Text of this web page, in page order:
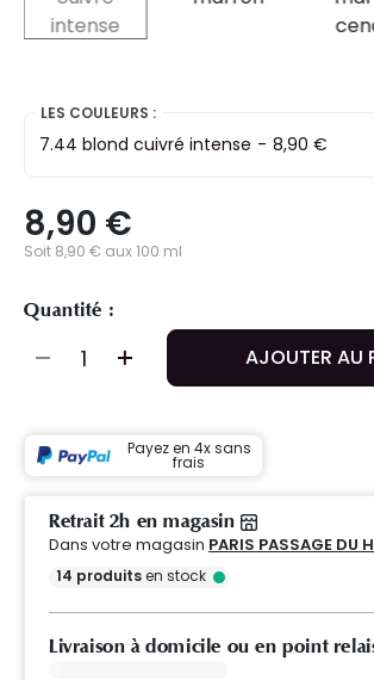
selected
LES COULEURS :
7.44 blond cuivré intense - 8,90 €
8,90 €
Soit 8,90 € aux 100 ml
Quantité :
AJOUTER AU
Payez en 4x sans
frais
Retrait 2h en magasin
Dans votre magasin PARIS PASSAGE DU
14 produitsen stock
Livraison à domicile ou en point